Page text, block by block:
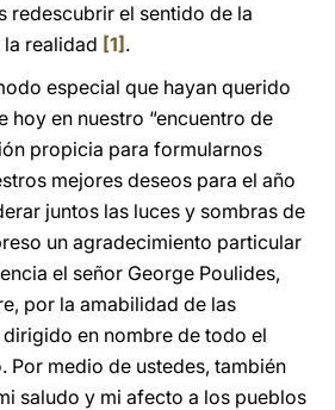
redescubrir el sentido de la
realidad [1] .
especial que hayan querido
hoy en nuestro “encuentro de
propicia para formularnos
mejores deseos para el año
juntos las luces y sombras de
un agradecimiento particular
el señor George Poulides,
por la amabilidad de las
en nombre de todo el
Por medio de ustedes, también
saludo y mi afecto a los pueblos